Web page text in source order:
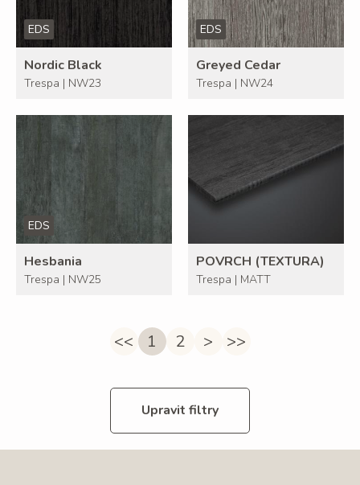
EDS
Nordic Black
Trespa | NW23
EDS
Greyed Cedar
Trespa | NW24
EDS
Hesbania
Trespa | NW25
POVRCH (TEXTURA)
Trespa | MATT
<< 1 2 > >>
Upravit filtry